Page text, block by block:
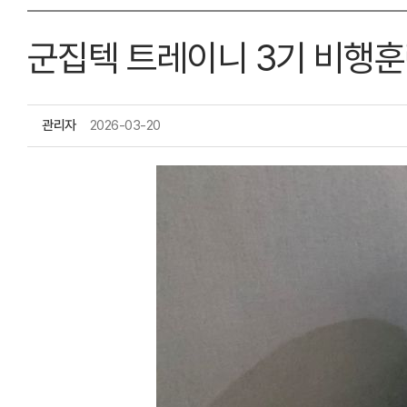
군집텍 트레이니 3기 비행
관리자 2026-03-20